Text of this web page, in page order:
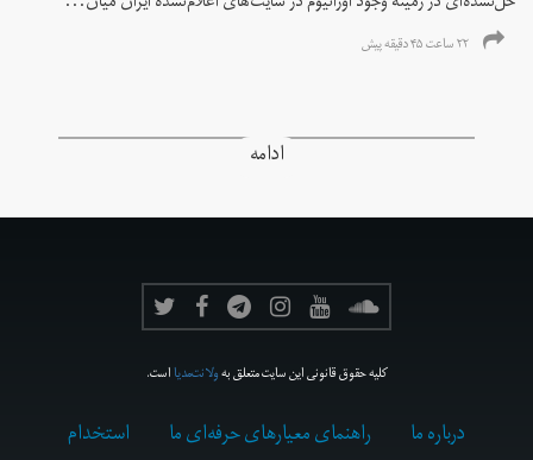
۲۲ ساعت ۴۵ دقیقه پیش
ادامه
کلیه حقوق قانونی این سایت متعلق بهولانت‌مدیااست.
درباره ما راهنمای معیارهای حرفه‌ای ما استخدام